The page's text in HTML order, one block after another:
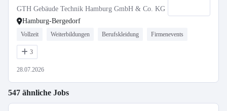
GTH Gebäude Technik Hamburg GmbH & Co. KG
Hamburg-Bergedorf
Vollzeit Weiterbildungen Berufskleidung Firmenevents
3
28.07.2026
547 ähnliche Jobs